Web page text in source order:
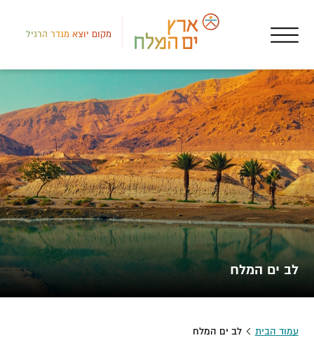
מקום יוצא מגדר הרגיל
לב ים המלח
עמוד הבית לב ים המלח